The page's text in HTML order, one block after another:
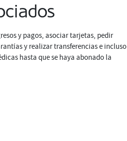
y pagos, asociar tarjetas, pedir
y realizar transferencias e incluso
hasta que se haya abonado la